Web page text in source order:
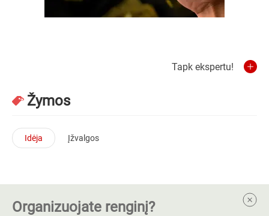
Tapk ekspertu!
Žymos
Idėja Įžvalgos
Organizuojate renginį?